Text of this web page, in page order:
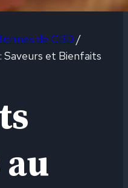
de CBD /
Saveurs et Bienfaits